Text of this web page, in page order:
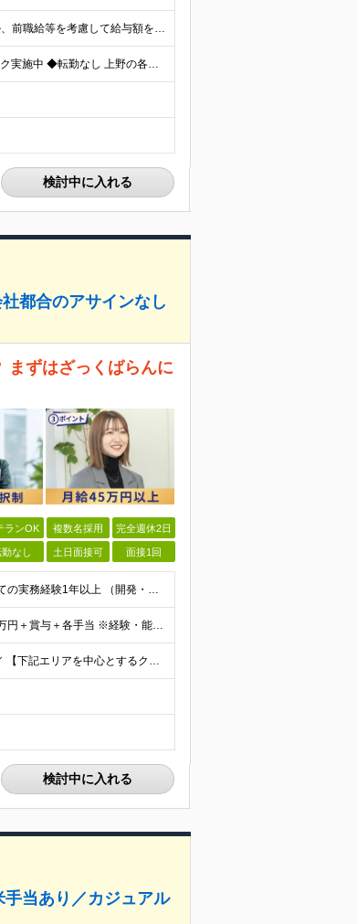
月給270,000円以上（初年度想定400万円以上） ※ご経験やスキル、前職給等を考慮して給与額を決定します。 ※試用期間は3ヶ月間となります。期間中の待遇に変更はありません。 ★社員の昇給率はほ
◆客先常駐なし ◆上野駅から徒歩5分圏内 ◆週2回のリモートワーク実施中 ◆転勤なし 上野の各オフィスでの勤務となります。 ￣￣￣￣￣￣￣￣￣￣￣￣￣￣￣￣￣ ＜本社＞ 東京都台東区上野7-2-8
検討中に入れる
都合のアサインなし
まずはざっくばらんに
ランOK 複数名採用 完全週休2日
勤なし 土日面接可 面接1回
＜Web面談1回のみ★即日内定可能＞ ■学歴不問 ■エンジニアとしての実務経験1年以上 （開発・インフラ・技術・工程など不問）
＜当社に転職した社員は年収平均178万円UP＞ 月給45万円～120万円＋賞与＋各手当 ※経験・能力などを考慮の上、決定します ※案件の契約内容（月単金など）や昇給、賞与額はすべてシステム上で開示し
＼フルリモート、ハイブリッド、フル出勤の選択可＆帰社日なし／ 【下記エリアを中心とするクライアント先または自宅にて勤務】 ■首都圏：東京・埼玉・千葉・神奈川 ■関西：大阪・兵庫・京都・滋賀・奈良・和
検討中に入れる
手当あり／カジュアル